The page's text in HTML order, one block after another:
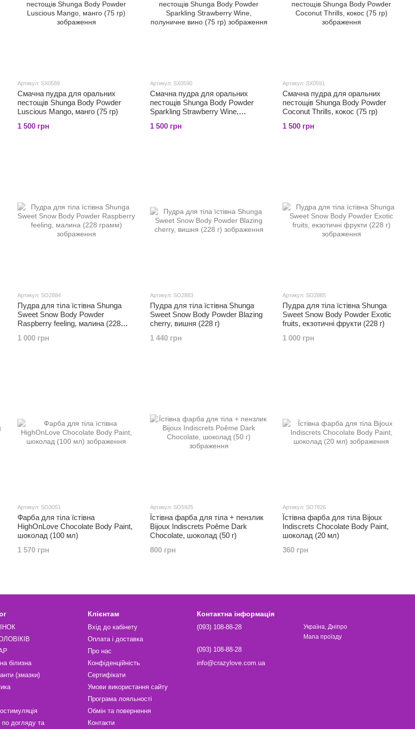
Артикул: SX0589
Смачна пудра для оральних
пестощів Shunga Body Powder
Luscious Mango, манго (75 гр)
1 500 грн
Артикул: SX0590
Смачна пудра для оральних
пестощів Shunga Body Powder
Sparkling Strawberry Wine,
1 500 грн
Артикул: SX0591
Смачна пудра для оральних
пестощів Shunga Body Powder
Coconut Thrills, кокос (75 гр)
1 500 грн
Артикул: SO2884
Пудра для тіла їстівна Shunga
Sweet Snow Body Powder
Raspberry feeling, малина (228
1 000 грн
Артикул: SO2883
Пудра для тіла їстівна Shunga
Sweet Snow Body Powder Blazing
cherry, вишня (228 г)
1 440 грн
Артикул: SO2885
Пудра для тіла їстівна Shunga
Sweet Snow Body Powder Exotic
fruits, екзотичні фрукти (228 г)
1 000 грн
Артикул: SO3051
Фарба для тіла їстівна
HighOnLove Chocolate Body Paint,
шоколад (100 мл)
1 570 грн
Артикул: SO5925
Їстівна фарба для тіла + пензлик
Bijoux Indiscrets Poême Dark
Chocolate, шоколад (50 г)
800 грн
Артикул: SO7826
Їстівна фарба для тіла Bijoux
Indiscrets Chocolate Body Paint,
шоколад (20 мл)
360 грн
білизна
(змазки)
по догляду та
Клієнтам
Вхід до кабінету
Оплата і доставка
Про нас
Конфіденційність
Сертифікати
Умови використання сайту
Програма лояльності
Обмін та повернення
Контакти
Контактна інформація
(093) 108-88-28
(093) 108-88-28
info@crazylove.com.ua
Україна, Дніпро
Мапа проїзду